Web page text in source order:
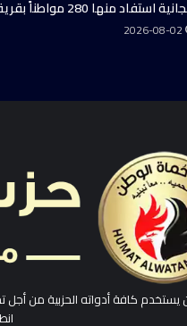
استفاد منها 280 مواطناً بقرية…
2026-08-02
يستخدم كافة أدواته الحزبية من